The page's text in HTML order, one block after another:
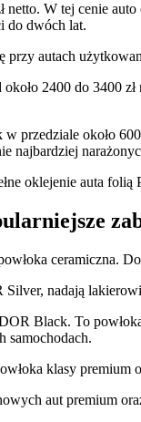
netto. W tej cenie
do dwóch lat.
przy autach
2400 do 3400
przedziale około
najbardziej
oklejenie auta
ceramiczna.
nadają
Black. To
samochodach.
klasy premium
aut premium